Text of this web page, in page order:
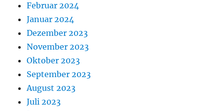
Februar 2024
Januar 2024
Dezember 2023
November 2023
Oktober 2023
September 2023
August 2023
Juli 2023